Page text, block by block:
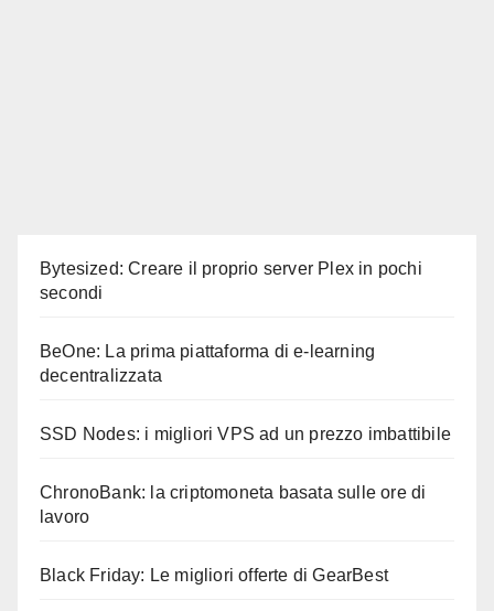
Bytesized: Creare il proprio server Plex in pochi
secondi
BeOne: La prima piattaforma di e-learning
decentralizzata
SSD Nodes: i migliori VPS ad un prezzo imbattibile
ChronoBank: la criptomoneta basata sulle ore di
lavoro
Black Friday: Le migliori offerte di GearBest